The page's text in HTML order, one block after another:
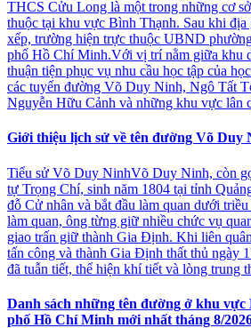
THCS Cửu Long là một trong những cơ
thuộc tại khu vực Bình Thạnh. Sau khi địa
xếp, trường hiện trực thuộc UBND
phố Hồ Chí Minh.Với vị trí nằm giữa khu
thuận tiện phục vụ nhu cầu học tập của
các tuyến đường Võ Duy Ninh, Ngô Tất
Nguyễn Hữu Cảnh và những khu vực lân
Giới thiệu lịch sử về tên đường Võ Duy
Tiểu sử Võ Duy NinhVõ Duy Ninh, còn
tự Trọng Chí, sinh năm 1804 tại tỉnh
đỗ Cử nhân và bắt đầu làm quan dưới
làm quan, ông từng giữ nhiều chức vụ
giao trấn giữ thành Gia Định. Khi liên
tấn công và thành Gia Định thất thủ ngày
đã tuẫn tiết, thể hiện khí tiết và lòng trung
Danh sách những tên đường ở khu
phố Hồ Chí Minh mới nhất tháng 8/